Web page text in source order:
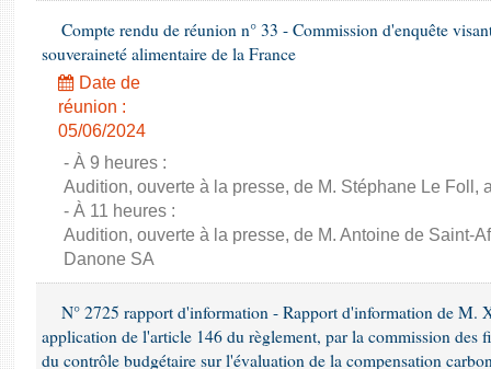
Compte rendu de réunion n° 33 - Commission d'enquête
souveraineté alimentaire de la France
Date de
réunion :
05/06/2024
- À 9 heures :
Audition, ouverte à la presse, de M. Stéphane Le Foll,
- À 11 heures :
Audition, ouverte à la presse, de M. Antoine de Saint-
Danone SA
N° 2725 rapport d'information - Rapport d'information de M.
application de l'article 146 du règlement, par la commission des
du contrôle budgétaire sur l'évaluation de la compensation